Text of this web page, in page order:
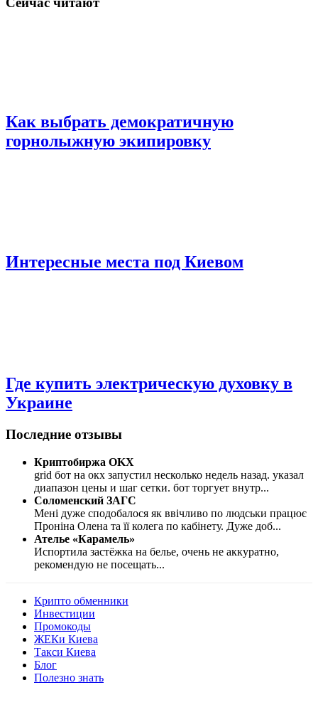
Как выбрать демократичную
горнолыжную экипировку
Интересные места под Киевом
Где купить электрическую духовку в
Украине
Последние отзывы
Криптобиржа OKX
grid бот на окх запустил несколько недель назад. указал
диапазон цены и шаг сетки. бот торгует внутр...
Соломенский ЗАГС
Мені дуже сподобалося як ввічливо по людськи працює
Проніна Олена та її колега по кабінету. Дуже доб...
Ателье «Карамель»
Испортила застёжка на белье, очень не аккуратно,
рекомендую не посещать...
Крипто обменники
Инвестиции
Промокоды
ЖЕКи Киева
Такси Киева
Блог
Полезно знать